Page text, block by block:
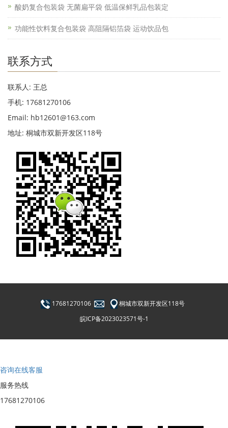
酸奶复合包装袋 无菌扁平袋 低温保鲜乳品包装定
功能性饮料复合包装袋 高阻隔铝箔袋 运动饮品包
联系方式
联系人: 王总
手机: 17681270106
Email: hb12601@163.com
地址: 桐城市双新开发区118号
17681270106
桐城市双新开发区118号
皖ICP备2023023571号-1
咨询在线客服
服务热线
17681270106